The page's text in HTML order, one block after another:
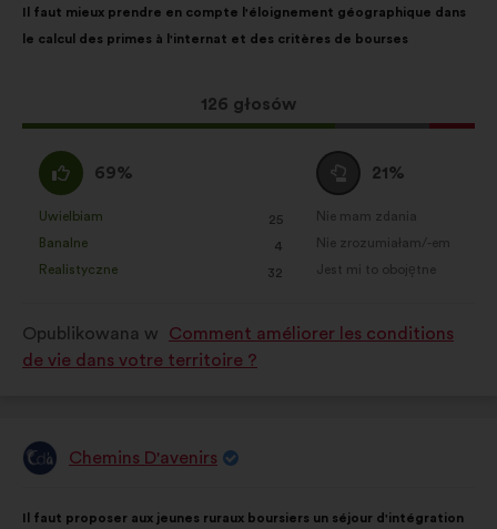
propozycji:
Il faut mieux prendre en compte l'éloignement géographique dans
le calcul des primes à l'internat et des critères de bourses
Ta
propozycja
126 głosów
czym
głosy
następująco:
Zgadzam
się
:
69%
w
kategorii:
Uwielbiam
: 25
razy
Banalne
: 4
razy
Realistyczne
: 32
razy
Wstrzymuję
się
:
21%
w
Nie mam zdania
:razy
Nie zrozumiałam/-em
:razy
Jest mi to obojętne
:razy
Opublikowana w
Comment améliorer les conditions
de vie dans votre territoire ?
Propozycja:Chemins D'avenirs
Il faut proposer aux jeunes ruraux boursiers un séjour d'intégration